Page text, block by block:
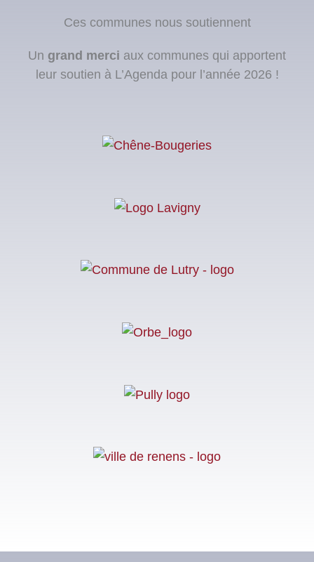
Ces communes nous soutiennent
Un grand merci aux communes qui apportent
leur soutien à L’Agenda pour l’année 2026 !